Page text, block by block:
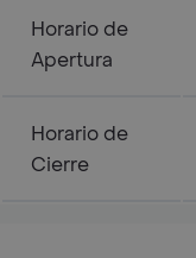
Horario de
Apertura
Horario de
Cierre